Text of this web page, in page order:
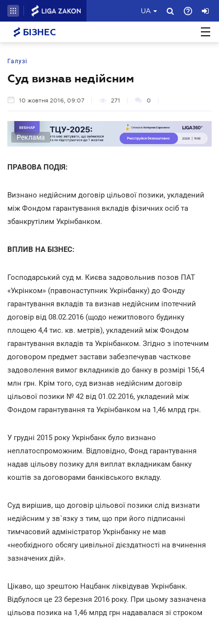
UA
БІЗНЕС
Галузі
Суд визнав недійсним
10 жовтня 2016, 09:07 271 0
Реклама
ПРАВОВА ПОДІЯ:
Визнано недійсним договір цільової позики, укладений
між Фондом гарантування вкладів фізичних осіб та
збанкрутілим Укрінбанком.
ВПЛИВ НА БІЗНЕС:
Господарський суд м. Києва задовольнив позов ПАТ
«Укрінком» (правонаступник Укрінбанку) до Фонду
гарантування вкладів та визнав недійсним іпотечний
договір від 08.02.2016 (щодо нежитлового будинку
площею 4,4 тис. кв. метрів), укладений між Фондом
гарантування вкладів та Укрінбанком. Згідно з іпотечним
договором предмет застави забезпечував часткове
задоволення вимог вкладників до банку в розмірі 156,4
млн грн. Крім того, суд визнав недійсним договір
цільової позики № 42 від 01.02.2016, укладений між
Фондом гарантування та Укрінбанком на 1,46 млрд грн.
У грудні 2015 року Укрінбанк було визнано
неплатоспроможним. Відповідно, Фонд гарантування
надав цільову позику для виплат вкладникам банку
коштів за договорами банківського вкладу.
Суд вирішив, що договір цільової позики слід визнати
недійсним у зв`язку з тим, що при його підписанні
тимчасовий адміністратор Укрінбанку не мав
«необхідного обсягу цивільної дієздатності на вчинення
зазначених дій».
Цікаво, що зрештою Нацбанк ліквідував Укрінбанк.
Відбулося це 23 березня 2016 року. При цьому зазначена
цільова позика на 1,46 млрд грн надавалася зі строком